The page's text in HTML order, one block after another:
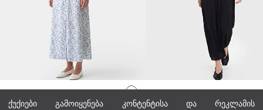
ქუქიები გამოიყენება კონტენტისა და რეკლამის
მთავარი გვერდი
V-ს ფორმის თასმებიანი ყვავილოვანი კაბა